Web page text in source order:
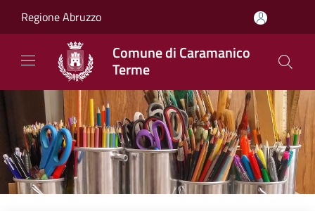
Regione Abruzzo
Comune di Caramanico
Terme